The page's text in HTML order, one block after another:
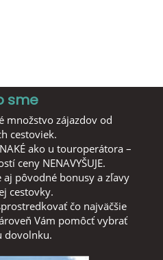
sme
množstvo zájazdov od
cestoviek.
ako u touroperátora –
ceny NENAVYŠUJE.
pôvodné bonusy a zľavy
cestovky.
čo najväčšie
Vám pomôcť vybrať
dovolnku.